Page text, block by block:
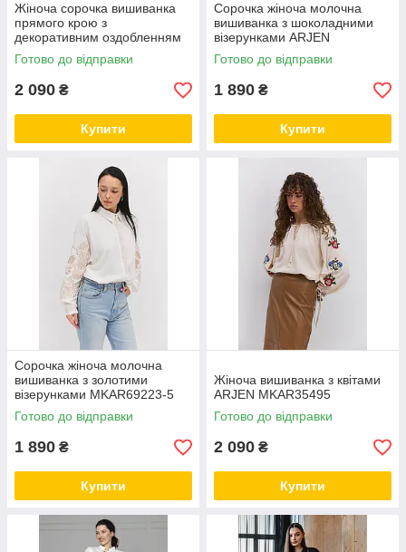
Жіноча сорочка вишиванка
прямого крою з
декоративним оздобленням
ARJEN MKAR69222-4
Готово до відправки
2 090 ₴
Купити
Сорочка жіноча молочна
вишиванка з шоколадними
візерунками ARJEN
MKAR69223-4
Готово до відправки
1 890 ₴
Купити
Сорочка жіноча молочна
вишиванка з золотими
візерунками MKAR69223-5
Готово до відправки
1 890 ₴
Купити
Жіноча вишиванка з квітами
ARJEN MKAR35495
Готово до відправки
2 090 ₴
Купити